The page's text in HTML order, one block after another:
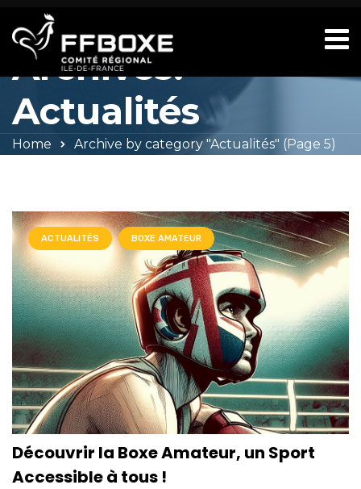
Category
Archives:
Actualités
Home Archive by category "Actualités" (Page 5)
ACTUALITÉS BOXE AMATEUR
Découvrir la Boxe Amateur, un Sport
Accessible à tous !